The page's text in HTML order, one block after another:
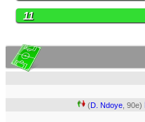
11
(D. Ndoye , 90e)